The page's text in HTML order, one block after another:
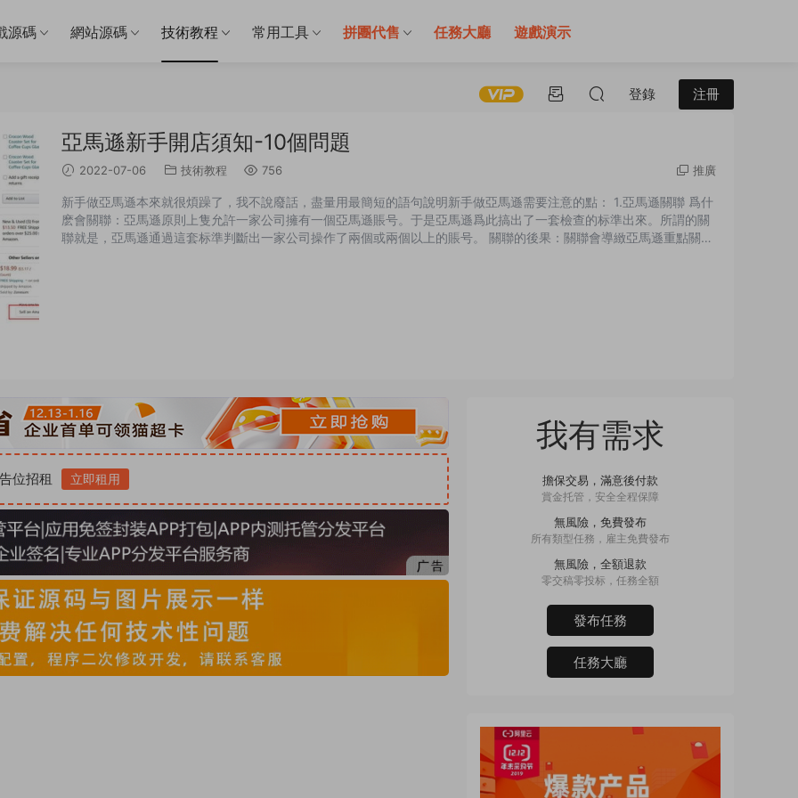
源碼 網站源碼 技術教程 常用工具 拼團代售 任務大廳 遊戲演示
登錄 注冊
亞馬遜新手開店須知-10個問題
2022-07-06 技術教程 756 推廣
新手做亞馬遜本來就很煩躁了，我不說廢話，盡量用最簡短的語句說明新手做亞馬遜需要注意的點： 1.亞馬遜關聯 爲什
麽會關聯：亞馬遜原則上隻允許一家公司擁有一個亞馬遜賬号。于是亞馬遜爲此搞出了一套檢查的标準出來。所謂的關
聯就是，亞馬遜通過這套标準判斷出一家公司操作了兩個或兩個以上的賬号。 關聯的後果：關聯會導緻亞馬遜重點關注
位招租 立即租用
我有需求
擔保交易，滿意後付款
賞金托管，安全全程保障
無風險，免費發布
所有類型任務，雇主免費發布
無風險，全額退款
零交稿零投标，任務全額
發布任務
任務大廳